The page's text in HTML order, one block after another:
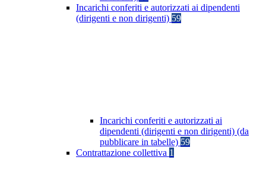
Incarichi conferiti e autorizzati ai dipendenti
(dirigenti e non dirigenti) 59
Incarichi conferiti e autorizzati ai
dipendenti (dirigenti e non dirigenti) (da
pubblicare in tabelle) 59
Contrattazione collettiva 1